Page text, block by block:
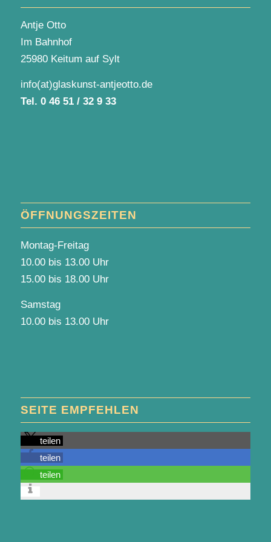
Antje Otto
Im Bahnhof
25980 Keitum auf Sylt
info(at)glaskunst-antjeotto.de
Tel. 0 46 51 / 32 9 33
ÖFFNUNGSZEITEN
Montag-Freitag
10.00 bis 13.00 Uhr
15.00 bis 18.00 Uhr
Samstag
10.00 bis 13.00 Uhr
SEITE EMPFEHLEN
teilen
teilen
teilen